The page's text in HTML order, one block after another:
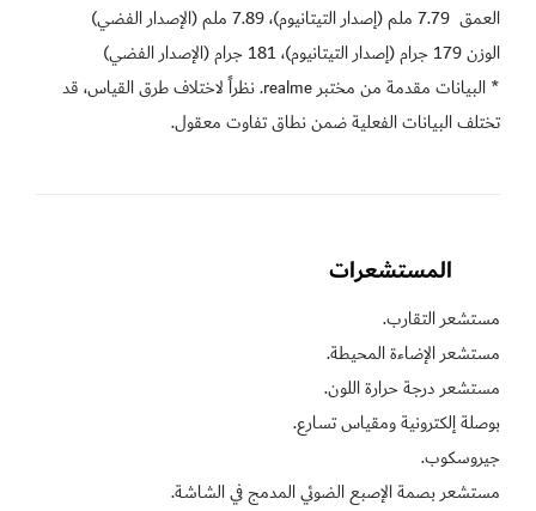
* البيانات مقدمة من مختبر realme. نظراً لاختلاف طرق القياس، قد
تختلف البيانات الفعلية ضمن نطاق تفاوت معقول.
المستشعرات
مستشعر التقارب.
مستشعر الإضاءة المحيطة.
مستشعر درجة حرارة اللون.
بوصلة إلكترونية ومقياس تسارع.
جيروسكوب.
مستشعر بصمة الإصبع الضوئي المدمج في الشاشة.